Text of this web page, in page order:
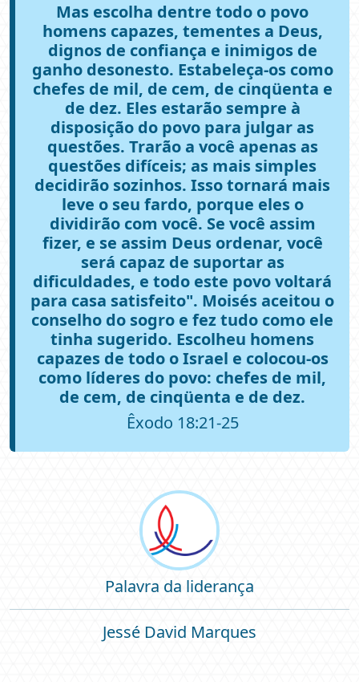
Mas escolha dentre todo o povo
homens capazes, tementes a Deus,
dignos de confiança e inimigos de
ganho desonesto. Estabeleça-os como
chefes de mil, de cem, de cinqüenta e
de dez. Eles estarão sempre à
disposição do povo para julgar as
questões. Trarão a você apenas as
questões difíceis; as mais simples
decidirão sozinhos. Isso tornará mais
leve o seu fardo, porque eles o
dividirão com você. Se você assim
fizer, e se assim Deus ordenar, você
será capaz de suportar as
dificuldades, e todo este povo voltará
para casa satisfeito". Moisés aceitou o
conselho do sogro e fez tudo como ele
tinha sugerido. Escolheu homens
capazes de todo o Israel e colocou-os
como líderes do povo: chefes de mil,
de cem, de cinqüenta e de dez.
Êxodo 18:21-25
Palavra da liderança
Jessé David Marques